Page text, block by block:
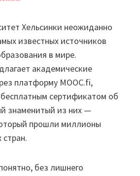
Хельсинки неожиданно
известных источников
в мире.
академические
платформу MOOC.fi,
сертификатом об
знаменитый из них —
прошли миллионы
без лишнего